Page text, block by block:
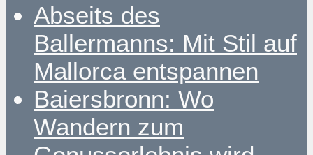
Abseits des
Ballermanns: Mit Stil auf
Mallorca entspannen
Baiersbronn: Wo
Wandern zum